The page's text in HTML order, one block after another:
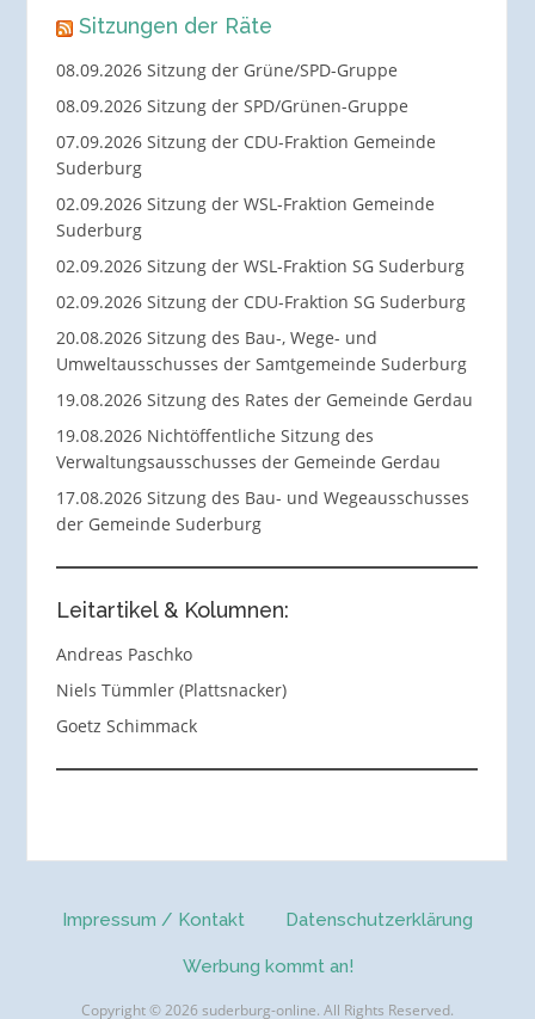
Sitzungen der Räte
08.09.2026 Sitzung der Grüne/SPD-Gruppe
08.09.2026 Sitzung der SPD/Grünen-Gruppe
07.09.2026 Sitzung der CDU-Fraktion Gemeinde
Suderburg
02.09.2026 Sitzung der WSL-Fraktion Gemeinde
Suderburg
02.09.2026 Sitzung der WSL-Fraktion SG Suderburg
02.09.2026 Sitzung der CDU-Fraktion SG Suderburg
20.08.2026 Sitzung des Bau-, Wege- und
Umweltausschusses der Samtgemeinde Suderburg
19.08.2026 Sitzung des Rates der Gemeinde Gerdau
19.08.2026 Nichtöffentliche Sitzung des
Verwaltungsausschusses der Gemeinde Gerdau
17.08.2026 Sitzung des Bau- und Wegeausschusses
der Gemeinde Suderburg
Leitartikel & Kolumnen:
Andreas Paschko
Niels Tümmler (Plattsnacker)
Goetz Schimmack
Impressum / Kontakt Datenschutzerklärung
Werbung kommt an!
Copyright © 2026 suderburg-online. All Rights Reserved.